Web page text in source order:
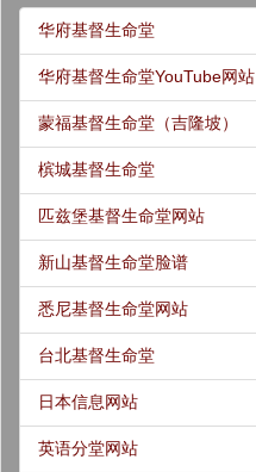
华府基督生命堂
华府基督生命堂YouTube网站
蒙福基督生命堂（吉隆坡）
槟城基督生命堂
匹兹堡基督生命堂网站
新山基督生命堂脸谱
悉尼基督生命堂网站
台北基督生命堂
日本信息网站
英语分堂网站